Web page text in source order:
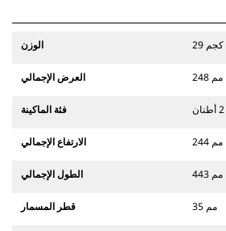
الوزن 29 كجم
العرض الإجمالي 248 مم
فئة الماكينة
الارتفاع الإجمالي 244 مم
الطول الإجمالي 443 مم
قطر المسمار 35 مم